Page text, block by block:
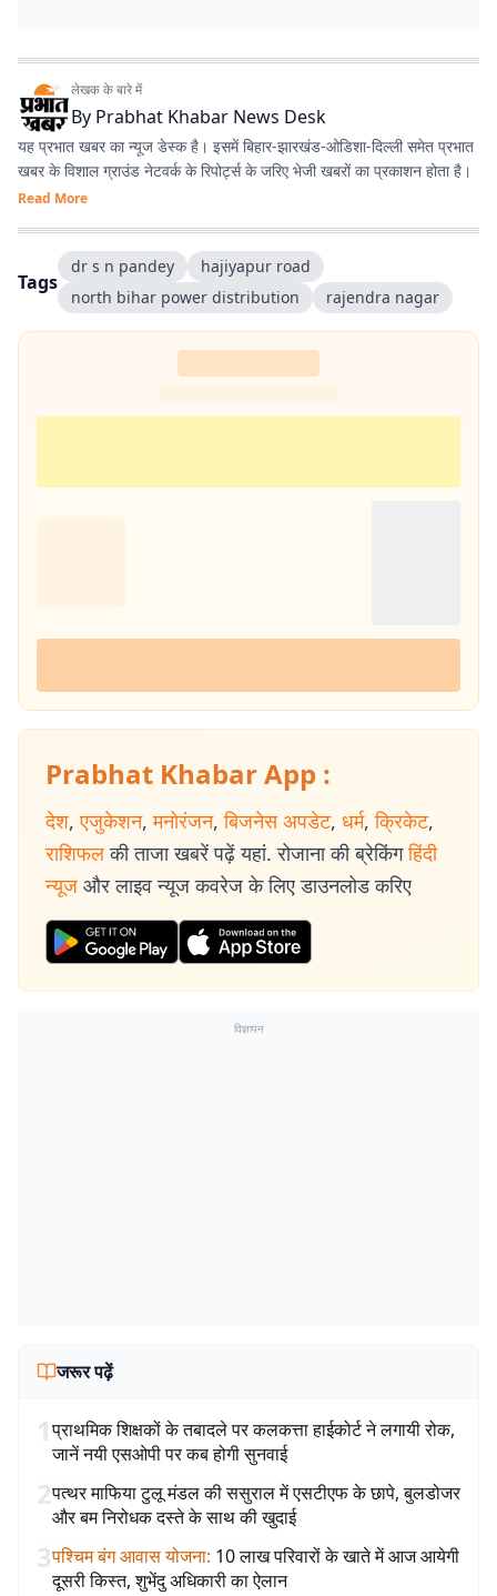
लेखक के बारे में
By Prabhat Khabar News Desk
यह प्रभात खबर का न्यूज डेस्क है। इसमें बिहार-झारखंड-ओडिशा-दिल्‍ली समेत प्रभात
खबर के विशाल ग्राउंड नेटवर्क के रिपोर्ट्स के जरिए भेजी खबरों का प्रकाशन होता है।
Read More
Tags
dr s n pandey
hajiyapur road
north bihar power distribution
rajendra nagar
Prabhat Khabar App :
देश, एजुकेशन, मनोरंजन, बिजनेस अपडेट, धर्म, क्रिकेट,
राशिफल की ताजा खबरें पढ़ें यहां. रोजाना की ब्रेकिंग हिंदी
न्यूज और लाइव न्यूज कवरेज के लिए डाउनलोड करिए
विज्ञापन
जरूर पढ़ें
1प्राथमिक शिक्षकों के तबादले पर कलकत्ता हाईकोर्ट ने लगायी रोक,
जानें नयी एसओपी पर कब होगी सुनवाई
2पत्थर माफिया टुलू मंडल की ससुराल में एसटीएफ के छापे, बुलडोजर
और बम निरोधक दस्ते के साथ की खुदाई
3पश्चिम बंग आवास योजना: 10 लाख परिवारों के खाते में आज आयेगी
दूसरी किस्त, शुभेंदु अधिकारी का ऐलान